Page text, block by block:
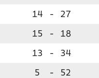
14 - 27
15 - 18
13 - 34
5 - 52